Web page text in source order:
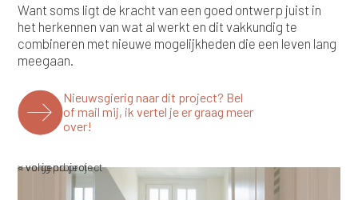
Want soms ligt de kracht van een goed ontwerp juist in
het herkennen van wat al werkt en dit vakkundig te
combineren met nieuwe mogelijkheden die een leven lang
meegaan.
Nieuwsgierig naar dit project? Bel
of mail mij, ik vertel je er graag meer
over!
< vorig project
> volgend project